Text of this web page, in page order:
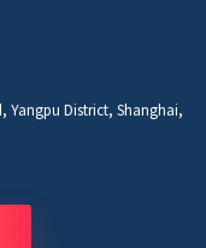
Yangpu District, Shanghai,